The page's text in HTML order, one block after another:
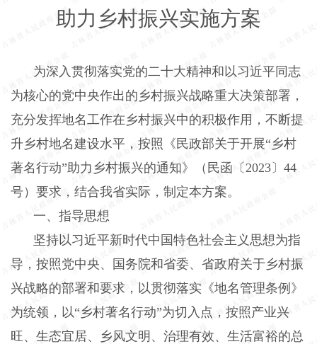
助力乡村振兴实施方案
为深入贯彻落实党的二十大精神和以习近平同志
为核心的党中央作出的乡村振兴战略重大决策部署，
充分发挥地名工作在乡村振兴中的积极作用，不断提
升乡村地名建设水平，按照《民政部关于开展“乡村
著名行动”助力乡村振兴的通知》（民函〔2023〕 44
号）要求，结合我省实际，制定本方案。
一、指导思想
坚持以习近平新时代中国特色社会主义思想为指
导，按照党中央、国务院和省委、省政府关于乡村振
兴战略的部署和要求，以贯彻落实《地名管理条例》
为统领，以“乡村著名行动”为切入点，按照产业兴
旺、生态宜居、乡风文明、治理有效、生活富裕的总